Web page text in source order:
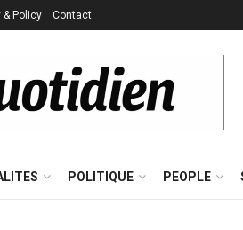
& Policy Contact
POLITIQUE PEOPLE